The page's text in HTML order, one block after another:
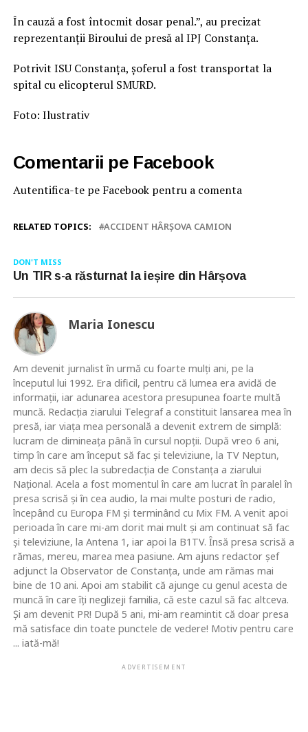
În cauză a fost întocmit dosar penal.”, au precizat
reprezentanții Biroului de presă al IPJ Constanța.
Potrivit ISU Constanța, șoferul a fost transportat la
spital cu elicopterul SMURD.
Foto: Ilustrativ
Comentarii pe Facebook
Autentifica-te pe Facebook pentru a comenta
RELATED TOPICS: ACCIDENT HÂRȘOVA CAMION
DON'T MISS
Un TIR s-a răsturnat la ieșire din Hârșova
Maria Ionescu
Am devenit jurnalist în urmă cu foarte mulţi ani, pe la
începutul lui 1992. Era dificil, pentru că lumea era avidă de
informaţii, iar adunarea acestora presupunea foarte multă
muncă. Redacţia ziarului Telegraf a constituit lansarea mea în
presă, iar viaţa mea personală a devenit extrem de simplă:
lucram de dimineaţa până în cursul nopţii. După vreo 6 ani,
timp în care am început să fac şi televiziune, la TV Neptun,
am decis să plec la subredacţia de Constanţa a ziarului
Naţional. Acela a fost momentul în care am lucrat în paralel în
presa scrisă şi în cea audio, la mai multe posturi de radio,
începând cu Europa FM şi terminând cu Mix FM. A venit apoi
perioada în care mi-am dorit mai mult şi am continuat să fac
şi televiziune, la Antena 1, iar apoi la B1TV. Însă presa scrisă a
rămas, mereu, marea mea pasiune. Am ajuns redactor şef
adjunct la Observator de Constanţa, unde am rămas mai
bine de 10 ani. Apoi am stabilit că ajunge cu genul acesta de
muncă în care îţi neglizeji familia, că este cazul să fac altceva.
Şi am devenit PR! După 5 ani, mi-am reamintit că doar presa
mă satisface din toate punctele de vedere! Motiv pentru care
... iată-mă!
ADVERTISEMENT